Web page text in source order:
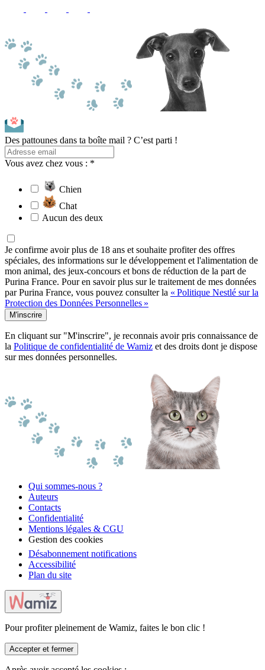
Des pattounes dans ta boîte mail ? C’est parti !
Vous avez chez vous : *
Chien
Chat
Aucun des deux
Je confirme avoir plus de 18 ans et souhaite profiter des offres
spéciales, des informations sur le développement et l'alimentation de
mon animal, des jeux-concours et bons de réduction de la part de
Purina France. Pour en savoir plus sur le traitement de mes données
par Purina France, vous pouvez consulter la « Politique Nestlé sur la
Protection des Données Personnelles »
M'inscrire
En cliquant sur "M'inscrire", je reconnais avoir pris connaissance de
la Politique de confidentialité de Wamiz et des droits dont je dispose
sur mes données personnelles.
Qui sommes-nous ?
Auteurs
Contacts
Confidentialité
Mentions légales & CGU
Gestion des cookies
Désabonnement notifications
Accessibilité
Plan du site
Pour profiter pleinement de Wamiz, faites le bon clic !
Accepter et fermer